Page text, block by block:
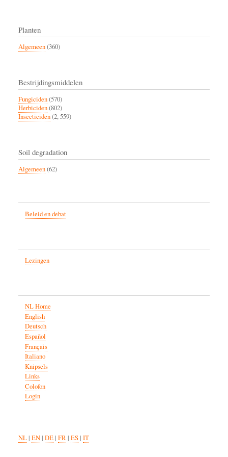
Planten
Algemeen(360)
Bestrijdingsmiddelen
Fungiciden(570)
Herbiciden(802)
Insecticiden(2, 559)
Soil degradation
Algemeen(62)
Beleid en debat
Lezingen
NL Home
English
Deutsch
Español
Français
Italiano
Knipsels
Links
Colofon
Login
NL| EN| DE| FR| ES| IT